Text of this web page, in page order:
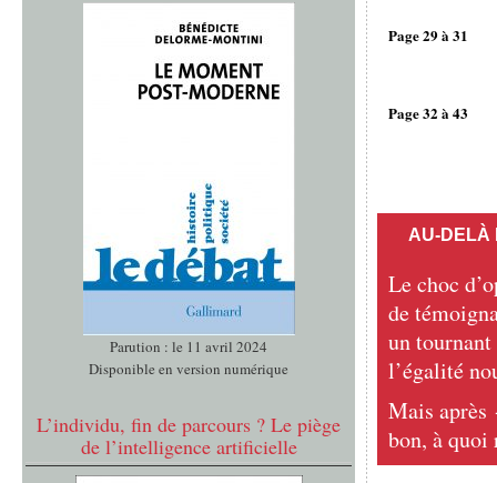
Parution : le 11 avril 2024
Disponible en version numérique
L’individu, fin de parcours ? Le piège
de l’intelligence artificielle
Page 29 à 31
Page 32 à 43
AU-DELÀ
Le choc
de
un
l’égalité
Mais après
bon, à